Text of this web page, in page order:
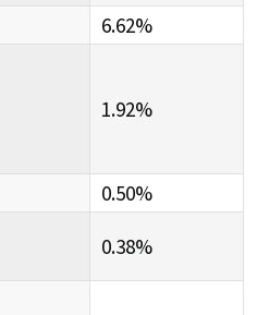
6.62%
1.92%
0.50%
0.38%